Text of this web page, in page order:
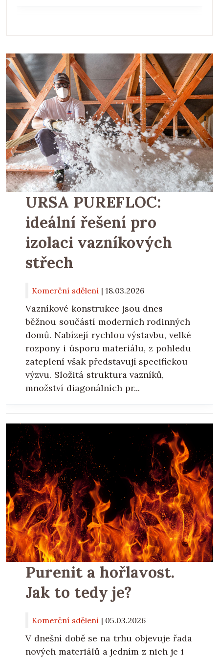
URSA PUREFLOC:
ideální řešení pro
izolaci vazníkových
střech
Komerční sdělení | 18.03.2026
Vazníkové konstrukce jsou dnes
běžnou součástí moderních rodinných
domů. Nabízejí rychlou výstavbu, velké
rozpony i úsporu materiálu, z pohledu
zateplení však představují specifickou
výzvu. Složitá struktura vazníků,
množství diagonálních pr...
Purenit a hořlavost.
Jak to tedy je?
Komerční sdělení | 05.03.2026
V dnešní době se na trhu objevuje řada
nových materiálů a jedním z nich je i